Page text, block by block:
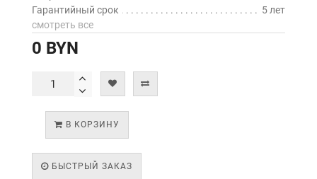
Гарантийный срок
5 лет
смотреть все
0 BYN
В КОРЗИНУ
БЫСТРЫЙ ЗАКАЗ